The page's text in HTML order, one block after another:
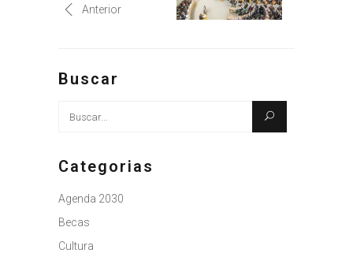
Anterior
Buscar
Categorias
Agenda 2030
Becas
Cultura